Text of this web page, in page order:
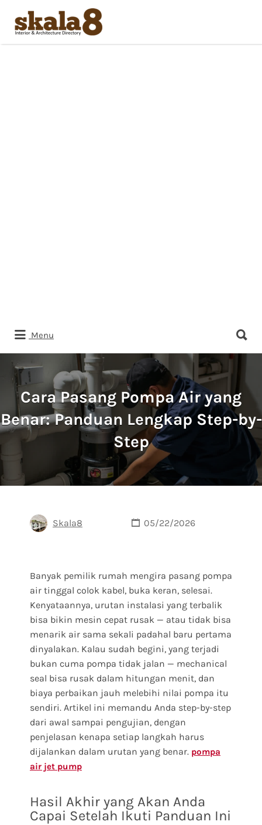
Search
for:
Menu
for:
Cara Pasang Pompa Air yang
Benar: Panduan Lengkap Step-by-
Step
Skala8 05/22/2026
Banyak pemilik rumah mengira pasang pompa
air tinggal colok kabel, buka keran, selesai.
Kenyataannya, urutan instalasi yang terbalik
bisa bikin mesin cepat rusak — atau tidak bisa
menarik air sama sekali padahal baru pertama
dinyalakan. Kalau sudah begini, yang terjadi
bukan cuma pompa tidak jalan — mechanical
seal bisa rusak dalam hitungan menit, dan
biaya perbaikan jauh melebihi nilai pompa itu
sendiri. Artikel ini memandu Anda step-by-step
dari awal sampai pengujian, dengan
penjelasan kenapa setiap langkah harus
dijalankan dalam urutan yang benar. pompa
air jet pump
Hasil Akhir yang Akan Anda
Capai Setelah Ikuti Panduan Ini